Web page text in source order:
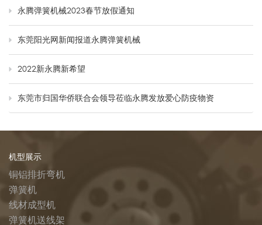
永腾弹簧机械2023春节放假通知
东莞阳光网新闻报道永腾弹簧机械
2022新永腾新希望
东莞市归国华侨联合会领导莅临永腾发放爱心防疫物资
机型展示
铜铝排折弯机
弹簧机
线材成型机
弹簧机送线架